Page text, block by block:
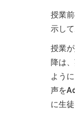
授業
示し
授業
降は
よう
声を
に生